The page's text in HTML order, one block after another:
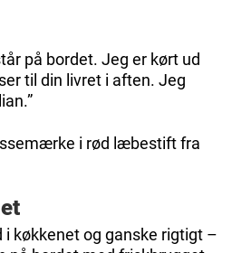
på bordet. Jeg er kørt ud
til din livret i aften. Jeg
i rød læbestift fra
køkkenet og ganske rigtigt –